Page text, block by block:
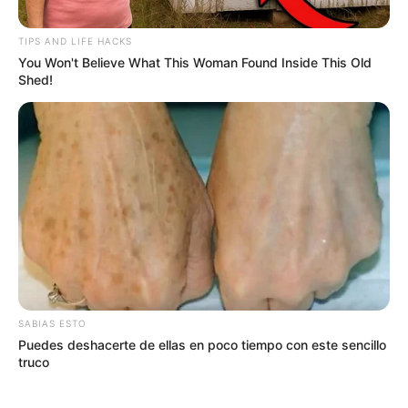
Cortesía
Aulas interactivas en San Pablo y Cantagallo
Febrero 21, 2024
TIPS AND LIFE HACKS
You Won't Believe What This Woman Found Inside This Old
Shed!
SABIAS ESTO
Puedes deshacerte de ellas en poco tiempo con este sencillo
truco